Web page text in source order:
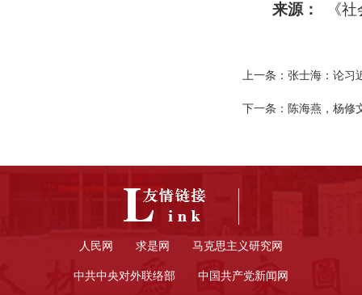
来源： 《
上一条： 张士海：论习
下一条： 陈海燕，杨修
人民网 求是网 马克思主义研究网
中共中央对外联络部 中国共产党新闻网